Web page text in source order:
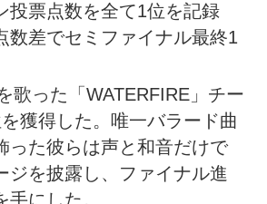
投票点数を全て1位を記録
数差でセミファイナル最終1
歌った「WATERFIRE」チー
獲得した。唯一バラード曲
った彼らは声と和音だけで
ジを披露し、ファイナル進
にした。